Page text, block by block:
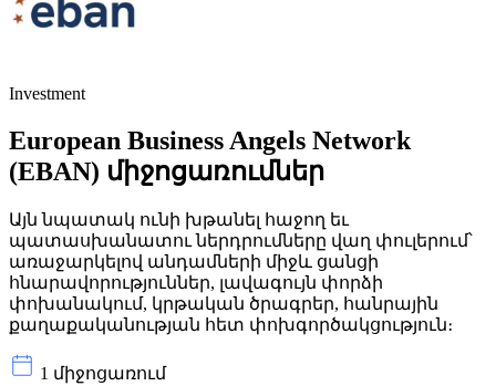
Investment
European Business Angels Network
(EBAN) միջոցառումներ
Այն նպատակ ունի խթանել հաջող եւ
պատասխանատու ներդրումները վաղ փուլերում՝
առաջարկելով անդամների միջև ցանցի
հնարավորություններ, լավագույն փորձի
փոխանակում, կրթական ծրագրեր, հանրային
քաղաքականության հետ փոխգործակցություն։
1 միջոցառում